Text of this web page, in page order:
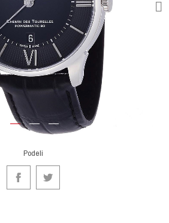
2 3
Podeli